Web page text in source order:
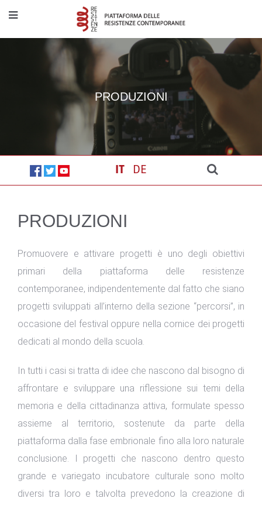
PRODUZIONI
IT DE
PRODUZIONI
Promuovere e attivare progetti è uno degli obiettivi
primari della piattaforma delle resistenze
contemporanee, indipendentemente dal fatto che siano
progetti sviluppati all’interno della sezione “percorsi”, in
occasione del festival oppure nella cornice dei progetti
dedicati al mondo della scuola.
In tutti i casi si tratta di idee che nascono dal bisogno di
affrontare e sviluppare una riflessione sui temi della
memoria e della cittadinanza attiva, formulate spesso
assieme al territorio, sostenute da parte della
piattaforma dalla fase embrionale fino alla loro naturale
conclusione. I progetti che nascono dentro questo
grande e variegato incubatore culturale sono molto
diversi tra loro e talvolta prevedono la creazione di